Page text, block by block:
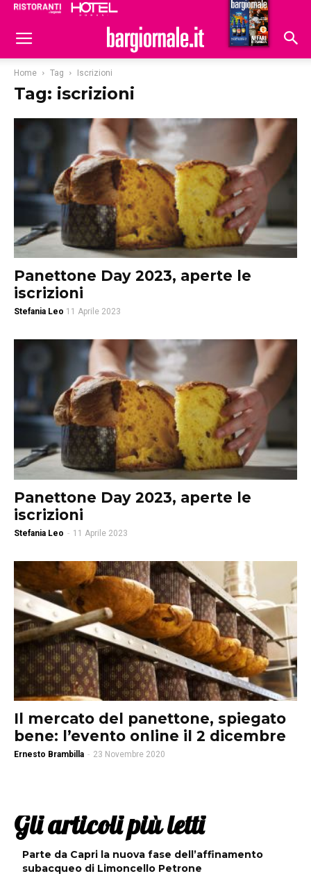
Hoteldomani
Home Tag Iscrizioni
Tag: iscrizioni
Panettone Day 2023, aperte le
iscrizioni
Stefania Leo 11 Aprile 2023
Panettone Day 2023, aperte le
iscrizioni
Stefania Leo - 11 Aprile 2023
Il mercato del panettone, spiegato
bene: l’evento online il 2 dicembre
Ernesto Brambilla - 23 Novembre 2020
Gli articoli più letti
Parte da Capri la nuova fase dell’affinamento
subacqueo di Limoncello Petrone